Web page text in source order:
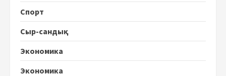
Спорт
Сыр-сандық
Экономика
Экономика